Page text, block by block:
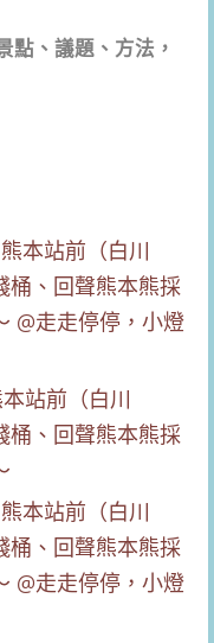
點、議題、方法，
站前（白川
桶、回聲熊本熊採